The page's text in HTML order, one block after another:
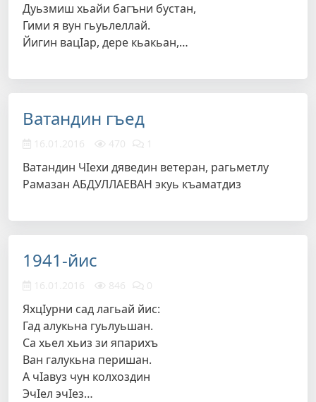
Дуьзмиш хьайи багъни бустан,
Гими я вун гьуьлеллай.
Йигин вацIар, дере кьакьан,…
Ватандин гъед
16.01.2016 470 1
Ватандин ЧIехи дяведин ветеран, рагьметлу
Рамазан АБДУЛЛАЕВАН экуь къаматдиз
1941-йис
16.01.2016 846 0
ЯхцIурни сад лагьай йис:
Гад алукьна гуьлуьшан.
Са хьел хьиз зи япарихъ
Ван галукьна перишан.
А чIавуз чун колхоздин
ЭчIел эчIез…